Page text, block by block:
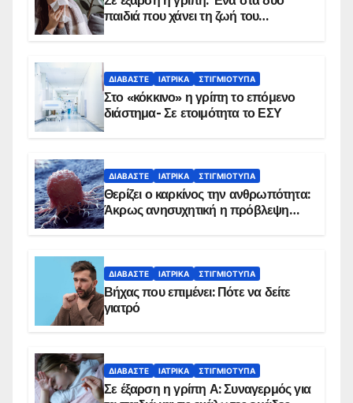
παιδιά που χάνει τη ζωή του
ΔΙΑΒΆΣΤΕ ΙΑΤΡΙΚΆ ΣΤΙΓΜΙΌΤΥΠΑ
Στο «κόκκινο» η γρίπη το επόμενο
διάστημα- Σε ετοιμότητα το ΕΣΥ
ΔΙΑΒΆΣΤΕ ΙΑΤΡΙΚΆ ΣΤΙΓΜΙΌΤΥΠΑ
Θερίζει ο καρκίνος την ανθρωπότητα:
Άκρως ανησυχητική η πρόβλεψη…
ΔΙΑΒΆΣΤΕ ΙΑΤΡΙΚΆ ΣΤΙΓΜΙΌΤΥΠΑ
Βήχας που επιμένει: Πότε να δείτε
γιατρό
ΔΙΑΒΆΣΤΕ ΙΑΤΡΙΚΆ ΣΤΙΓΜΙΌΤΥΠΑ
Σε έξαρση η γρίπη Α: Συναγερμός για